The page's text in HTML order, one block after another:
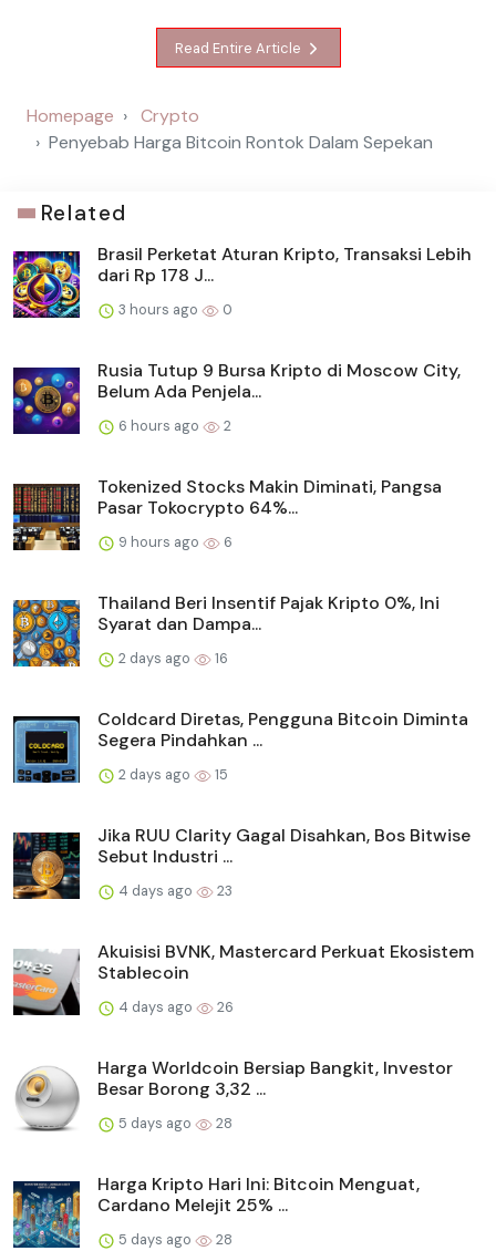
Read Entire Article
Homepage
Crypto
Penyebab Harga Bitcoin Rontok Dalam Sepekan
Related
Brasil Perketat Aturan Kripto, Transaksi Lebih
dari Rp 178 J...
3 hours ago 0
Rusia Tutup 9 Bursa Kripto di Moscow City,
Belum Ada Penjela...
6 hours ago 2
Tokenized Stocks Makin Diminati, Pangsa
Pasar Tokocrypto 64%...
9 hours ago 6
Thailand Beri Insentif Pajak Kripto 0%, Ini
Syarat dan Dampa...
2 days ago 16
Coldcard Diretas, Pengguna Bitcoin Diminta
Segera Pindahkan ...
2 days ago 15
Jika RUU Clarity Gagal Disahkan, Bos Bitwise
Sebut Industri ...
4 days ago 23
Akuisisi BVNK, Mastercard Perkuat Ekosistem
Stablecoin
4 days ago 26
Harga Worldcoin Bersiap Bangkit, Investor
Besar Borong 3,32 ...
5 days ago 28
Harga Kripto Hari Ini: Bitcoin Menguat,
Cardano Melejit 25% ...
5 days ago 28